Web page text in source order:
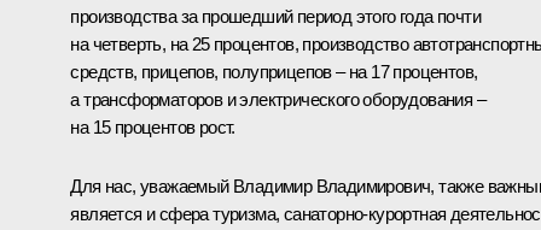
производства за прошедший период этого года почти
на четверть, на 25 процентов, производство
средств, прицепов, полуприцепов – на 17 процентов,
а трансформаторов и электрического оборудования –
на 15 процентов рост.
Для нас, уважаемый Владимир Владимирович, также
является и сфера туризма, санаторно-курортная